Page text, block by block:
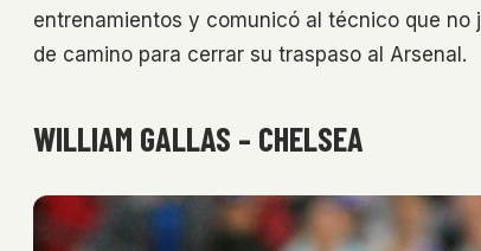
entrenamientos y comunicó al técnico que no
de camino para cerrar su traspaso al Arsenal.
WILLIAM GALLAS – CHELSEA